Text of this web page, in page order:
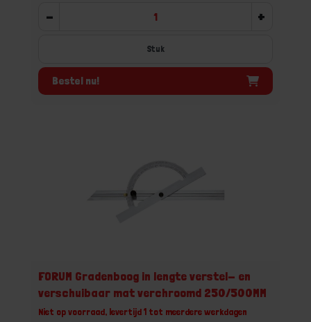
- +
Stuk
Bestel nu!
FORUM Gradenboog in lengte verstel- en
verschuibaar mat verchroomd 250/500MM
Niet op voorraad, levertijd 1 tot meerdere werkdagen